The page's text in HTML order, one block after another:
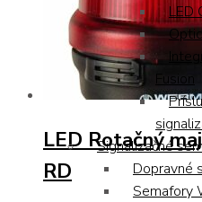
LED
Fusion
Signalizačné
Dopravné
Semafory
LED Rotačný
RD